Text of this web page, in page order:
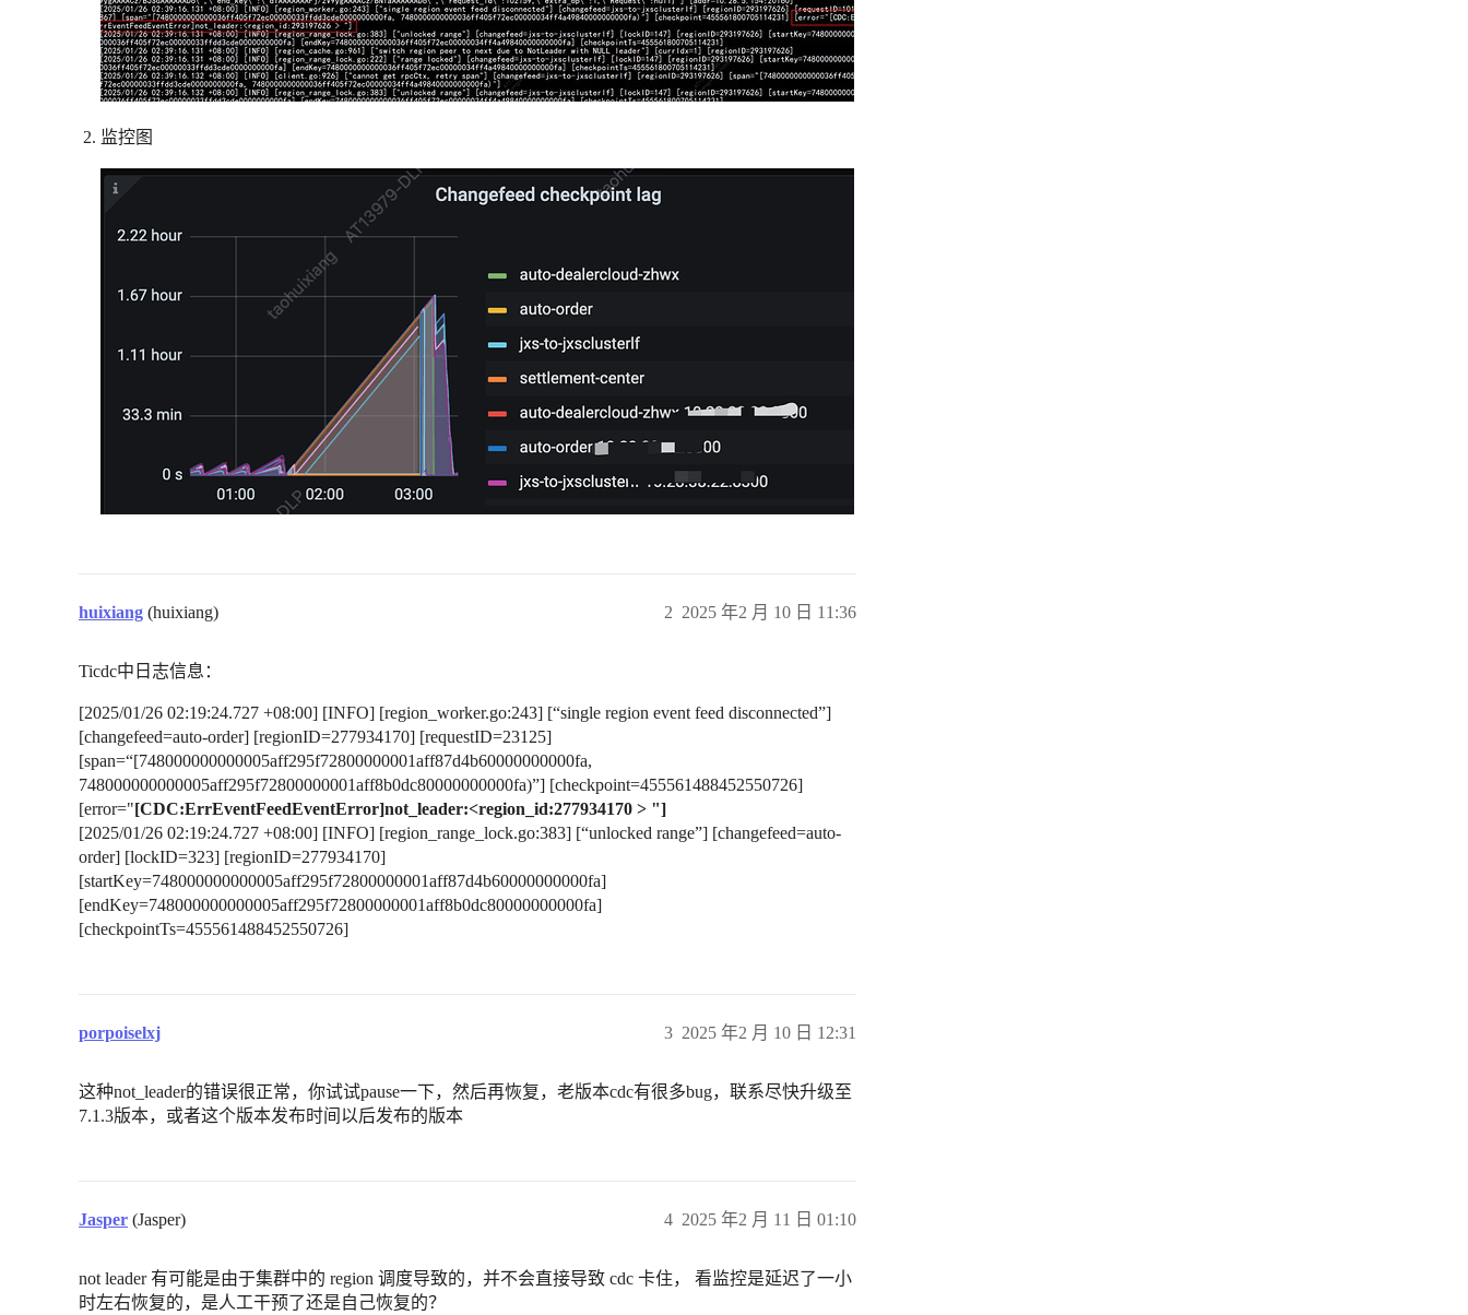
监控图
huixiang (huixiang) 2025 年2 月 10 日 11:36
2
Ticdc中日志信息：
[2025/01/26 02:19:24.727 +08:00] [INFO] [region_worker.go:243] [“single region event feed disconnected”]
[changefeed=auto-order] [regionID=277934170] [requestID=23125]
[span=“[748000000000005aff295f72800000001aff87d4b60000000000fa,
748000000000005aff295f72800000001aff8b0dc80000000000fa)”] [checkpoint=455561488452550726]
[error="[CDC:ErrEventFeedEventError]not_leader:<region_id:277934170 > "]
[2025/01/26 02:19:24.727 +08:00] [INFO] [region_range_lock.go:383] [“unlocked range”] [changefeed=auto-
order] [lockID=323] [regionID=277934170]
[startKey=748000000000005aff295f72800000001aff87d4b60000000000fa]
[endKey=748000000000005aff295f72800000001aff8b0dc80000000000fa]
[checkpointTs=455561488452550726]
porpoiselxj 2025 年2 月 10 日 12:31
3
这种not_leader的错误很正常，你试试pause一下，然后再恢复，老版本cdc有很多bug，联系尽快升级至
7.1.3版本，或者这个版本发布时间以后发布的版本
Jasper (Jasper) 2025 年2 月 11 日 01:10
4
not leader 有可能是由于集群中的 region 调度导致的，并不会直接导致 cdc 卡住， 看监控是延迟了一小
时左右恢复的，是人工干预了还是自己恢复的？